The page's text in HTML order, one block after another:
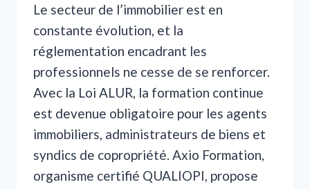
Le secteur de l’immobilier est en
constante évolution, et la
réglementation encadrant les
professionnels ne cesse de se renforcer.
Avec la Loi ALUR, la formation continue
est devenue obligatoire pour les agents
immobiliers, administrateurs de biens et
syndics de copropriété. Axio Formation,
organisme certifié QUALIOPI, propose